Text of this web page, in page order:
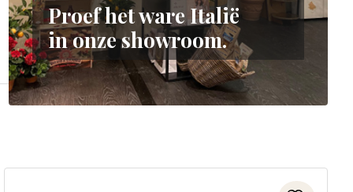
Proef het ware Italië
in onze showroom.